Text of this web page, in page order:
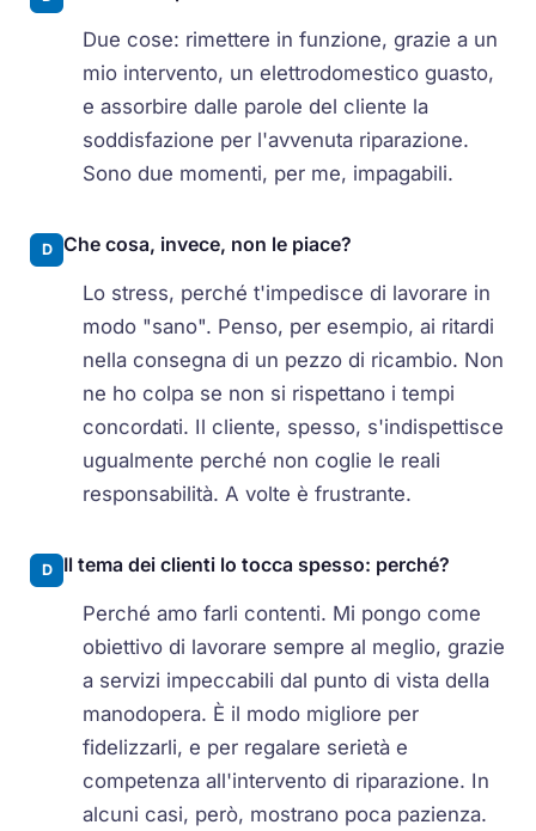
Due cose: rimettere in funzione, grazie a un
mio intervento, un elettrodomestico guasto,
e assorbire dalle parole del cliente la
soddisfazione per l'avvenuta riparazione.
Sono due momenti, per me, impagabili.
D Che cosa, invece, non le piace?
Lo stress, perché t'impedisce di lavorare in
modo "sano". Penso, per esempio, ai ritardi
nella consegna di un pezzo di ricambio. Non
ne ho colpa se non si rispettano i tempi
concordati. Il cliente, spesso, s'indispettisce
ugualmente perché non coglie le reali
responsabilità. A volte è frustrante.
D Il tema dei clienti lo tocca spesso: perché?
Perché amo farli contenti. Mi pongo come
obiettivo di lavorare sempre al meglio, grazie
a servizi impeccabili dal punto di vista della
manodopera. È il modo migliore per
fidelizzarli, e per regalare serietà e
competenza all'intervento di riparazione. In
alcuni casi, però, mostrano poca pazienza.